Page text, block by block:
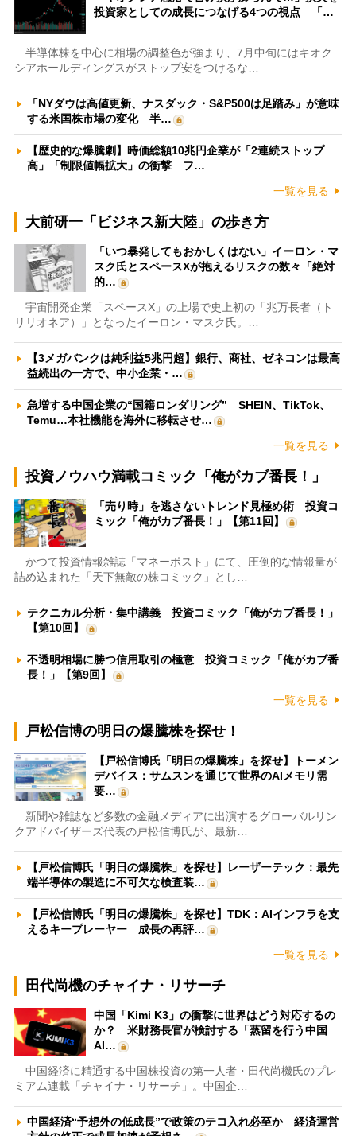
投資家としての成長につなげる4つの視点 「…
半導体株を中心に相場の調整色が強まり、7月中旬にはキオク
シアホールディングスがストップ安をつけるな…
「NYダウは高値更新、ナスダック・S&P500は足踏み」が意味
する米国株市場の変化 半…
【歴史的な爆騰劇】時価総額10兆円企業が「2連続ストップ
高」「制限値幅拡大」の衝撃 フ…
一覧を見る
大前研一「ビジネス新大陸」の歩き方
「いつ暴発してもおかしくはない」イーロン・マ
スク氏とスペースXが抱えるリスクの数々「絶対
的…
宇宙開発企業「スペースX」の上場で史上初の「兆万長者（ト
リリオネア）」となったイーロン・マスク氏。…
【3メガバンクは純利益5兆円超】銀行、商社、ゼネコンは最高
益続出の一方で、中小企業・…
急増する中国企業の“国籍ロンダリング” SHEIN、TikTok、
Temu…本社機能を海外に移転させ…
一覧を見る
投資ノウハウ満載コミック「俺がカブ番長！」
「売り時」を逃さないトレンド見極め術 投資コ
ミック「俺がカブ番長！」【第11回】
かつて投資情報雑誌「マネーポスト」にて、圧倒的な情報量が
詰め込まれた「天下無敵の株コミック」とし…
テクニカル分析・集中講義 投資コミック「俺がカブ番長！」
【第10回】
不透明相場に勝つ信用取引の極意 投資コミック「俺がカブ番
長！」【第9回】
一覧を見る
戸松信博の明日の爆騰株を探せ！
【戸松信博氏「明日の爆騰株」を探せ】トーメン
デバイス：サムスンを通じて世界のAIメモリ需
要…
新聞や雑誌など多数の金融メディアに出演するグローバルリン
クアドバイザーズ代表の戸松信博氏が、最新…
【戸松信博氏「明日の爆騰株」を探せ】レーザーテック：最先
端半導体の製造に不可欠な検査装…
【戸松信博氏「明日の爆騰株」を探せ】TDK：AIインフラを支
えるキープレーヤー 成長の再評…
一覧を見る
田代尚機のチャイナ・リサーチ
中国「Kimi K3」の衝撃に世界はどう対応するの
か？ 米財務長官が検討する「蒸留を行う中国
AI…
中国経済に精通する中国株投資の第一人者・田代尚機氏のプレ
ミアム連載「チャイナ・リサーチ」。中国企…
中国経済“予想外の低成長”で政策のテコ入れ必至か 経済運営